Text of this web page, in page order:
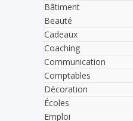
Bâtiment
Beauté
Cadeaux
Coaching
Communication
Comptables
Décoration
Écoles
Emploi